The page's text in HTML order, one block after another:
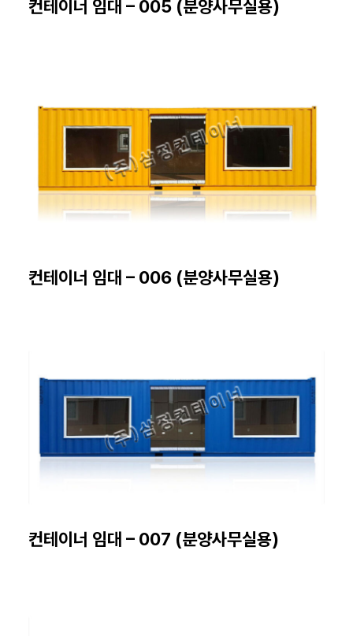
컨테이너 임대 – 005 (분양사무실용)
컨테이너 임대 – 006 (분양사무실용)
컨테이너 임대 – 007 (분양사무실용)